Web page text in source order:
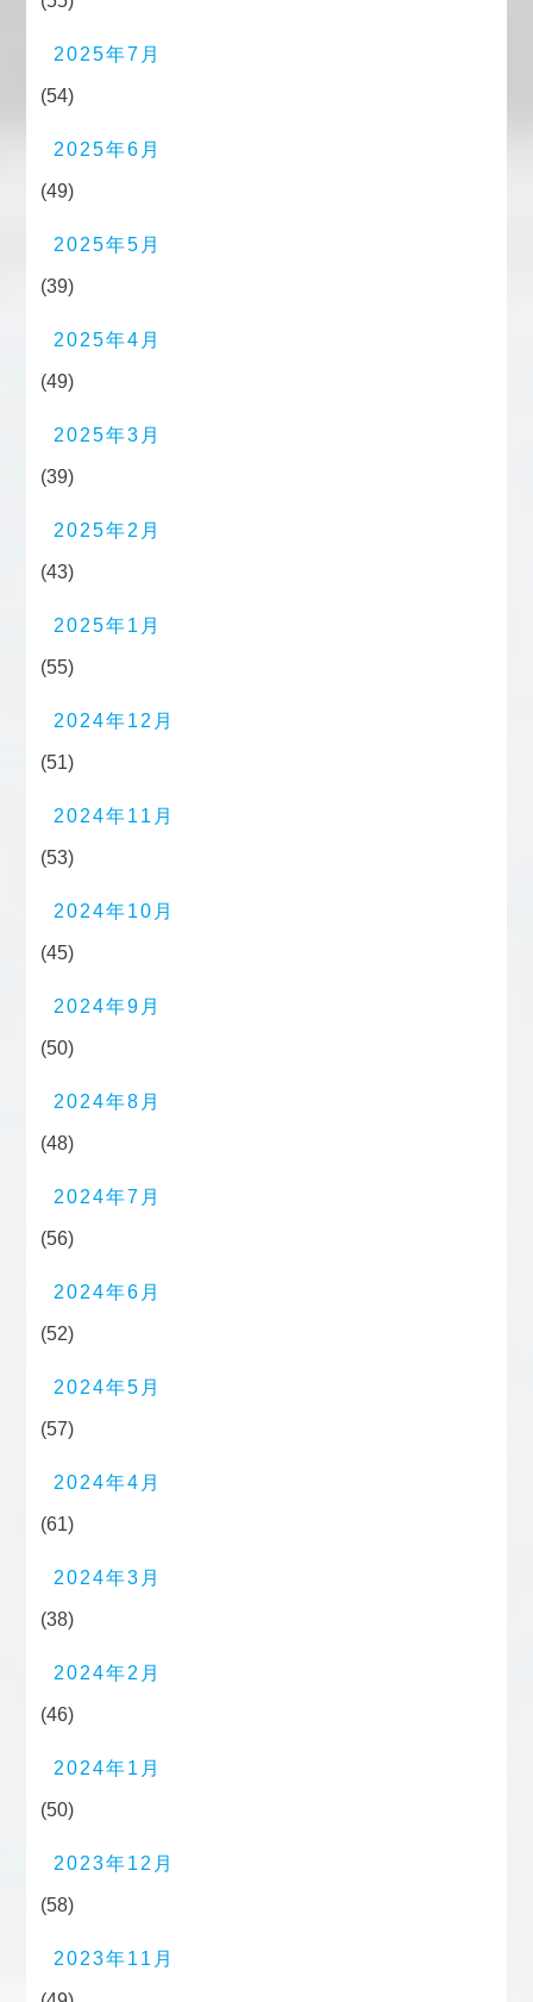
2025年7月
(54)
2025年6月
(49)
2025年5月
(39)
2025年4月
(49)
2025年3月
(39)
2025年2月
(43)
2025年1月
(55)
2024年12月
(51)
2024年11月
(53)
2024年10月
(45)
2024年9月
(50)
2024年8月
(48)
2024年7月
(56)
2024年6月
(52)
2024年5月
(57)
2024年4月
(61)
2024年3月
(38)
2024年2月
(46)
2024年1月
(50)
2023年12月
(58)
2023年11月